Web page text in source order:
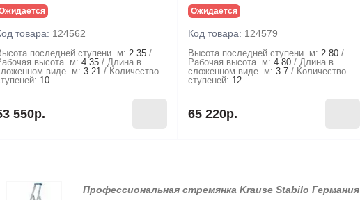
товара: 124562
последней ступени. м: 2.35
высота. м: 4.35
Длина в
виде. м: 3.21
Количество
10
550р.
Ожидается
Код товара: 124579
Высота последней ступени. м: 2.80
Рабочая высота. м: 4.80
Длина в
сложенном виде. м: 3.7
Количество
ступеней: 12
65 220р.
Профессиональная стремянка Krause Stabilo Германия